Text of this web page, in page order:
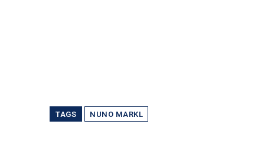
TAGS NUNO MARKL